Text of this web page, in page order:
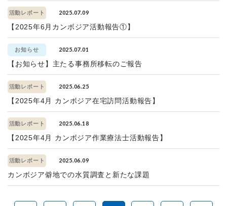
活動レポート 2025.07.09
【2025年6月カンボジア活動報告①】
お知らせ 2025.07.01
【お知らせ】主たる事務所移転のご報告
活動レポート 2025.06.25
【2025年4月 カンボジア在宅訪問活動報告】
活動レポート 2025.06.18
【2025年4月 カンボジア作業療法士活動報告】
活動レポート 2025.06.09
カンボジア僻地での水質調査と新たな課題